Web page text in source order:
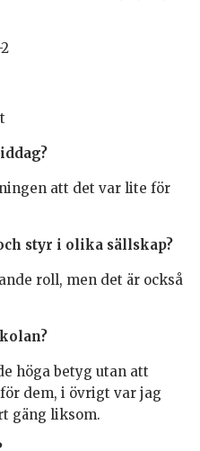
att det var lite för
styr i olika sällskap?
roll, men det är också
höga betyg utan att
dem, i övrigt var jag
gäng liksom.